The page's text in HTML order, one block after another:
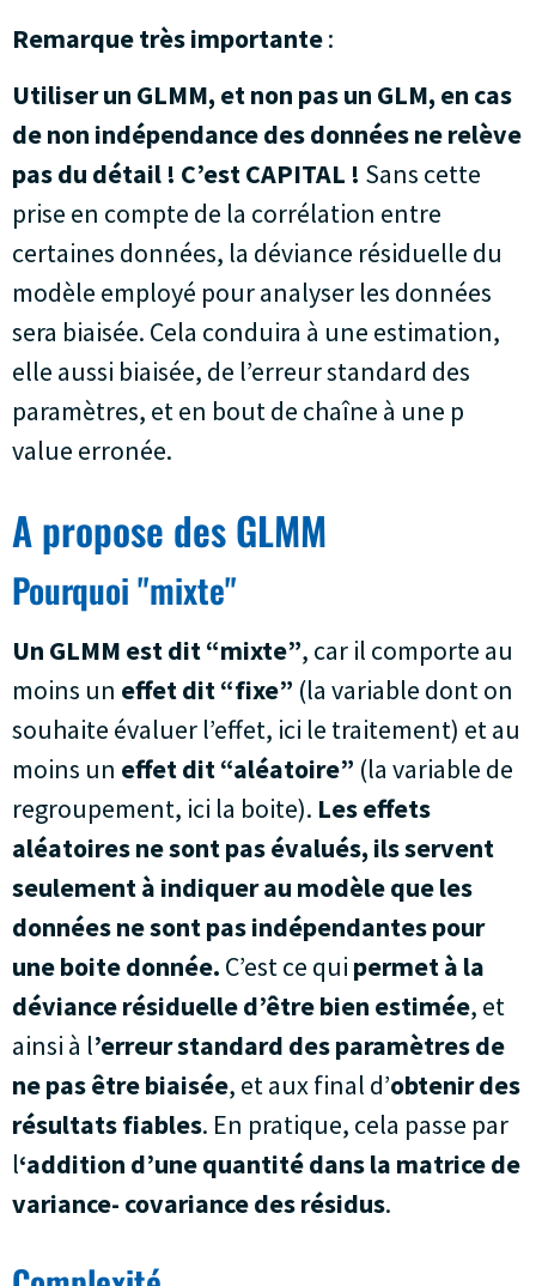
Remarque très importante:
Utiliser un GLMM, et non pas un GLM, en cas
de non indépendance des données ne relève
pas du détail ! C’est CAPITAL ! Sans cette
prise en compte de la corrélation entre
certaines données, la déviance résiduelle du
modèle employé pour analyser les données
sera biaisée. Cela conduira à une estimation,
elle aussi biaisée, de l’erreur standard des
paramètres, et en bout de chaîne à une p
value erronée.
A propose des GLMM
Pourquoi "mixte"
Un GLMM est dit “mixte”, car il comporte au
moins un effet dit “fixe” (la variable dont on
souhaite évaluer l’effet, ici le traitement) et au
moins un effet dit “aléatoire” (la variable de
regroupement, ici la boite). Les effets
aléatoires ne sont pas évalués, ils servent
seulement à indiquer au modèle que les
données ne sont pas indépendantes pour
une boite donnée. C’est ce qui permet à la
déviance résiduelle d’être bien estimée, et
ainsi à l’erreur standard des paramètres de
ne pas être biaisée, et aux final d’obtenir des
résultats fiables. En pratique, cela passe par
l‘addition d’une quantité dans la matrice de
variance- covariance des résidus.